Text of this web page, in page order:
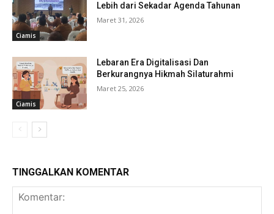
Ciamis
Lebih dari Sekadar Agenda Tahunan
Maret 31, 2026
Ciamis
Lebaran Era Digitalisasi Dan
Berkurangnya Hikmah Silaturahmi
Maret 25, 2026
TINGGALKAN KOMENTAR